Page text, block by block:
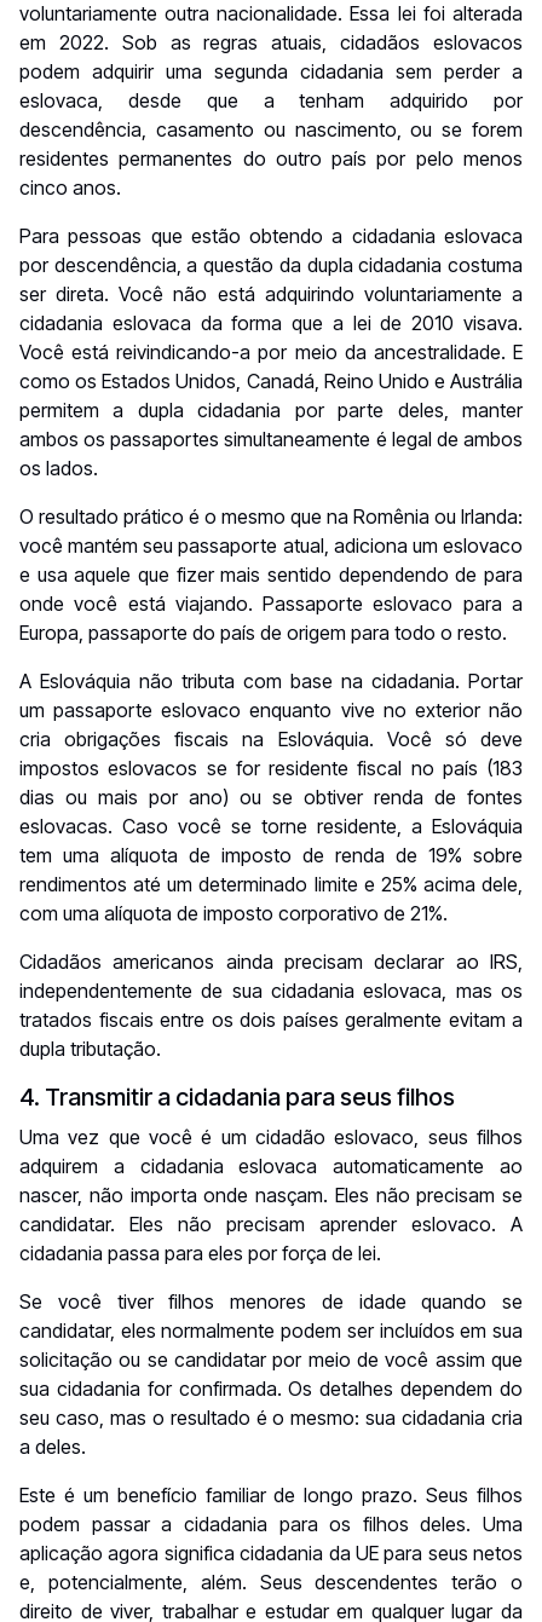
voluntariamente outra nacionalidade. Essa lei foi alterada
em 2022. Sob as regras atuais, cidadãos eslovacos
podem adquirir uma segunda cidadania sem perder a
eslovaca, desde que a tenham adquirido por
descendência, casamento ou nascimento, ou se forem
residentes permanentes do outro país por pelo menos
cinco anos.
Para pessoas que estão obtendo a cidadania eslovaca
por descendência, a questão da dupla cidadania costuma
ser direta. Você não está adquirindo voluntariamente a
cidadania eslovaca da forma que a lei de 2010 visava.
Você está reivindicando-a por meio da ancestralidade. E
como os Estados Unidos, Canadá, Reino Unido e Austrália
permitem a dupla cidadania por parte deles, manter
ambos os passaportes simultaneamente é legal de ambos
os lados.
O resultado prático é o mesmo que na Romênia ou Irlanda:
você mantém seu passaporte atual, adiciona um eslovaco
e usa aquele que fizer mais sentido dependendo de para
onde você está viajando. Passaporte eslovaco para a
Europa, passaporte do país de origem para todo o resto.
A Eslováquia não tributa com base na cidadania. Portar
um passaporte eslovaco enquanto vive no exterior não
cria obrigações fiscais na Eslováquia. Você só deve
impostos eslovacos se for residente fiscal no país (183
dias ou mais por ano) ou se obtiver renda de fontes
eslovacas. Caso você se torne residente, a Eslováquia
tem uma alíquota de imposto de renda de 19% sobre
rendimentos até um determinado limite e 25% acima dele,
com uma alíquota de imposto corporativo de 21%.
Cidadãos americanos ainda precisam declarar ao IRS,
independentemente de sua cidadania eslovaca, mas os
tratados fiscais entre os dois países geralmente evitam a
dupla tributação.
4. Transmitir a cidadania para seus filhos
Uma vez que você é um cidadão eslovaco, seus filhos
adquirem a cidadania eslovaca automaticamente ao
nascer, não importa onde nasçam. Eles não precisam se
candidatar. Eles não precisam aprender eslovaco. A
cidadania passa para eles por força de lei.
Se você tiver filhos menores de idade quando se
candidatar, eles normalmente podem ser incluídos em sua
solicitação ou se candidatar por meio de você assim que
sua cidadania for confirmada. Os detalhes dependem do
seu caso, mas o resultado é o mesmo: sua cidadania cria
a deles.
Este é um benefício familiar de longo prazo. Seus filhos
podem passar a cidadania para os filhos deles. Uma
aplicação agora significa cidadania da UE para seus netos
e, potencialmente, além. Seus descendentes terão o
direito de viver, trabalhar e estudar em qualquer lugar da